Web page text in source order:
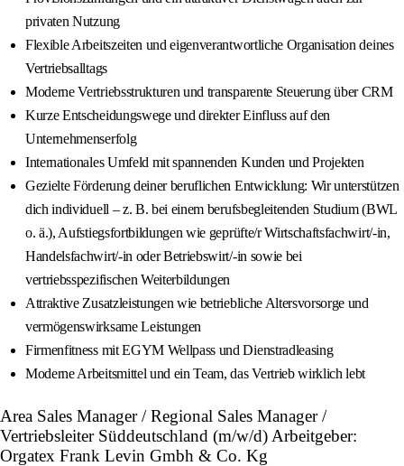
privaten Nutzung
Flexible Arbeitszeiten und eigenverantwortliche Organisation deines
Vertriebsalltags
Moderne Vertriebsstrukturen und transparente Steuerung über CRM
Kurze Entscheidungswege und direkter Einfluss auf den
Unternehmenserfolg
Internationales Umfeld mit spannenden Kunden und Projekten
Gezielte Förderung deiner beruflichen Entwicklung: Wir unterstützen
dich individuell – z. B. bei einem berufsbegleitenden Studium (BWL
o. ä.), Aufstiegsfortbildungen wie geprüfte/r Wirtschaftsfachwirt/-in,
Handelsfachwirt/-in oder Betriebswirt/-in sowie bei
vertriebsspezifischen Weiterbildungen
Attraktive Zusatzleistungen wie betriebliche Altersvorsorge und
vermögenswirksame Leistungen
Firmenfitness mit EGYM Wellpass und Dienstradleasing
Moderne Arbeitsmittel und ein Team, das Vertrieb wirklich lebt
Area Sales Manager / Regional Sales Manager /
Vertriebsleiter Süddeutschland (m/w/d) Arbeitgeber:
Orgatex Frank Levin Gmbh & Co. Kg